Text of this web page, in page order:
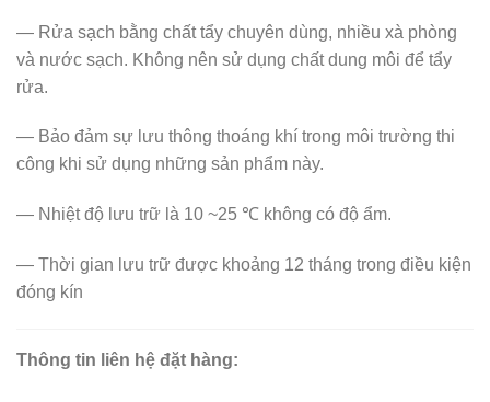
— Rửa sạch bằng chất tẩy chuyên dùng, nhiều xà phòng
và nước sạch. Không nên sử dụng chất dung môi để tẩy
rửa.
— Bảo đảm sự lưu thông thoáng khí trong môi trường thi
công khi sử dụng những sản phẩm này.
— Nhiệt độ lưu trữ là 10 ~25 ℃ không có độ ẩm.
— Thời gian lưu trữ được khoảng 12 tháng trong điều kiện
đóng kín
Thông tin liên hệ đặt hàng: